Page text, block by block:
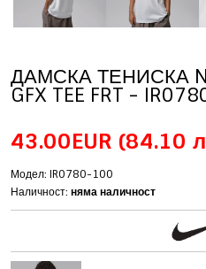
ДАМСКА ТЕНИСКА
GFX TEE FRT -
43.00EUR (84.10
Модел: IR0780-100
Наличност:няма наличност